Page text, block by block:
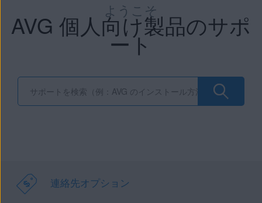
ようこそ
AVG 個人向け製品のサポ
ート
連絡先オプション